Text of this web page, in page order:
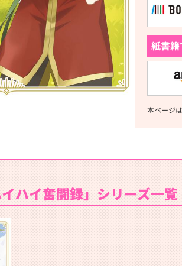
紙書
本ページ
ハイ奮闘録」シリーズ一覧